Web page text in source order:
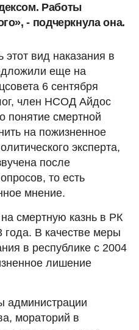
Работы
- подчеркнула она.
вид наказания в
еще на
6 сентября
член НСОД Айдос
понятие смертной
на пожизненное
эксперта,
после
то есть
мнение.
смертную казнь в РК
года. В качестве меры
в республике с 2004
лишение
администрации
мораторий в